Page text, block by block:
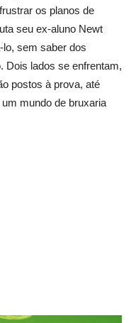
os planos de
seu ex-aluno Newt
lo, sem saber dos
Dois lados se enfrentam,
postos à prova, até
mundo de bruxaria